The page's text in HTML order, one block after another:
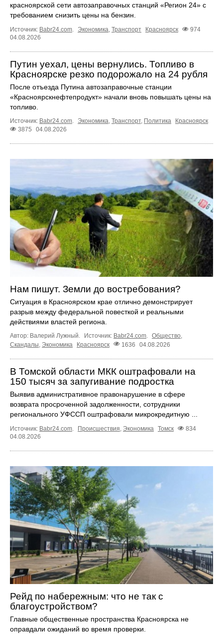
красноярской сети автозаправочных станций «Регион 24» с
требованием снизить цены на бензин.
Источник: Babr24.com Экономика Транспорт Красноярск
974
04.08.2026
Путин уехал, цены вернулись. Топливо в
Красноярске резко подорожало на 24 рубля
После отъезда Путина автозаправочные станции
«Красноярскнефтепродукт» начали вновь повышать цены на
топливо.
Источник: Babr24.com Экономика Транспорт, Политика
Красноярск
3875
04.08.2026
Нам пишут. Земли до востребования?
Ситуация в Красноярском крае отлично демонстрирует
разрыв между федеральной повесткой и реальными
действиями властей региона.
Автор: Валерий Лужный. Источник: Babr24.com. Общество,
Скандалы Экономика Красноярск 1636 04.08.2026
В Томской области МКК оштрафовали на
150 тысяч за запугивание подростка
Выявив административное правонарушение в сфере
возврата просроченной задолженности, сотрудники
регионального УФССП оштрафовали микрокредитную ...
Источник: Babr24.com Происшествия Экономика Томск
834
04.08.2026
Рейд по набережным: что не так с
благоустройством?
Главные общественные пространства Красноярска не
оправдали ожиданий во время проверки.